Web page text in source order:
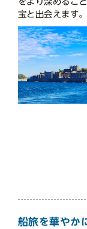
宝と出会えます。
船旅を華やか